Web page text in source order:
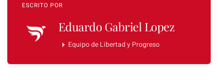
ESCRITO POR
Eduardo Gabriel Lopez
Equipo de Libertad y Progreso